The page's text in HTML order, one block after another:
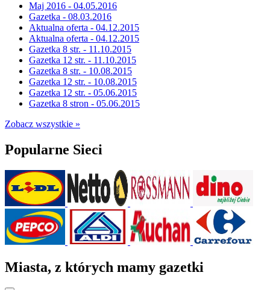
Maj 2016 - 04.05.2016
Gazetka - 08.03.2016
Aktualna oferta - 04.12.2015
Aktualna oferta - 04.12.2015
Gazetka 8 str. - 11.10.2015
Gazetka 12 str. - 11.10.2015
Gazetka 8 str. - 10.08.2015
Gazetka 12 str. - 10.08.2015
Gazetka 12 str. - 05.06.2015
Gazetka 8 stron - 05.06.2015
Zobacz wszystkie »
Popularne Sieci
Miasta, z których mamy gazetki